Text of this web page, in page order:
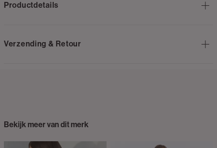
Productdetails
Verzending & Retour
Bekijk meer van dit merk